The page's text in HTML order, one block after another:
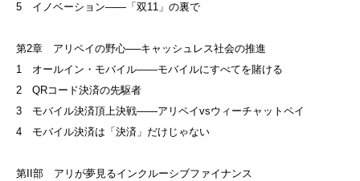
5 イノベーション——「双11」の裏で
第2章 アリペイの野心──キャッシュレス社会の推進
1 オールイン・モバイル——モバイルにすべてを賭ける
2 QRコード決済の先駆者
3 モバイル決済頂上決戦——アリペイvsウィーチャットペイ
4 モバイル決済は「決済」だけじゃない
第II部 アリが夢見るインクルーシブファイナンス